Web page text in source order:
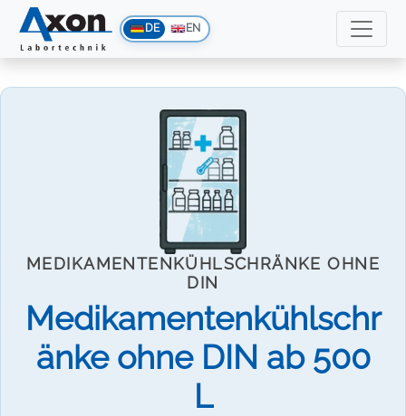
DE EN
MEDIKAMENTENKÜHLSCHRÄNKE OHNE
DIN
Medikamentenkühlschr
änke ohne DIN ab 500
L